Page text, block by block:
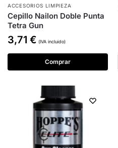
ACCESORIOS LIMPIEZA
Cepillo Nailon Doble Punta
Tetra Gun
3,71 € (IVA incluido)
Comprar